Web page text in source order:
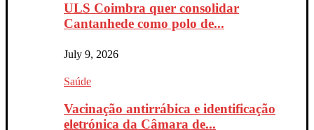
ULS Coimbra quer consolidar
Cantanhede como polo de...
July 9, 2026
Saúde
Vacinação antirrábica e identificação
eletrónica da Câmara de...